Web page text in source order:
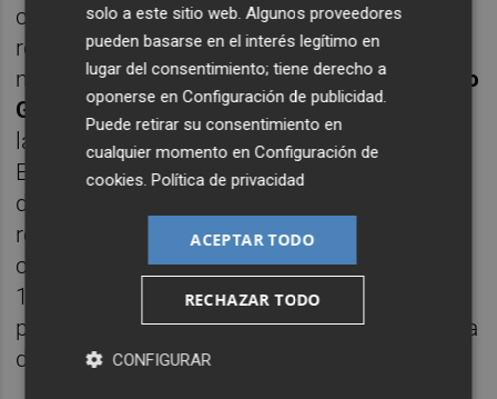
como alternativa al secado convencional de
rechazos de una planta de tratamiento
mecánico y biológico, tutorizado por
Antonio
Gallardo. Estos galardones forman parte de
la convocatoria anual del Vicerrectorado de
Estudiantado y Vida Saludable, en la que
distintas cátedras y aulas universitarias
reconocen el talento del estudiantado. En el
caso de la Cátedra BP, se han concedido
1.000 euros para el mejor TFG, 750 euros
para cada uno de los accésits en la categoría
de TFG y 1.000 euros para el mejor TFM.
solo a este sitio web. Algunos proveedores
pueden basarse en el interés legítimo en
lugar del consentimiento; tiene derecho a
oponerse enConfiguración de publicidad.
Puede retirar su consentimiento en
cualquier momento enConfiguración de
cookies.Política de privacidad
ACEPTAR TODO
RECHAZAR TODO
CONFIGURAR